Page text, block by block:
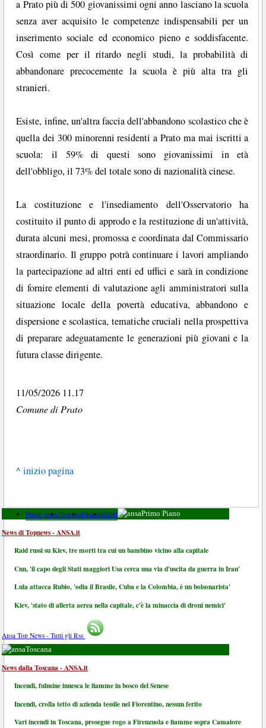
a Prato più di 500 giovanissimi ogni anno lasciano la scuola
senza aver acquisito le competenze indispensabili per un
inserimento sociale ed economico pieno e soddisfacente.
Così come per il ritardo negli studi, la probabilità di
abbandonare precocemente la scuola è più alta tra gli
stranieri.
Esiste, infine, un'altra faccia dell'abbandono scolastico che è
quella dei 300 minorenni residenti a Prato ma mai iscritti a
scuola: il 59% di questi sono giovanissimi in età
dell'obbligo, il 73% del totale sono di nazionalità cinese.
La costituzione e l'insediamento dell'Osservatorio ha
costituito il punto di approdo e la restituzione di un'attività,
durata alcuni mesi, promossa e coordinata dal Commissario
straordinario. Il gruppo potrà continuare i lavori ampliando
la partecipazione ad altri enti ed uffici e sarà in condizione
di fornire elementi di valutazione agli amministratori sulla
situazione locale della povertà educativa, abbandono e
dispersione e scolastica, tematiche cruciali nella prospettiva
di preparare adeguatamente le generazioni più giovani e la
futura classe dirigente.
11/05/2026 11.17
Comune di Prato
^ inizio pagina
Primo pianoToscanaFinanzaSport Primo Piano
News di Topnews - ANSA.it
Raid russi su Kiev, tre morti tra cui un bambino vicino alla capitale
Cnn, 'il capo degli Stati maggiori Usa cerca una via d'uscita da guerra in Iran'
Lula attacca Rubio, 'odia il Brasile, Cuba e la Colombia, è un bolsonarista'
Kiev, 'stato di allerta aerea nella capitale, c'è la minaccia di droni nemici'
Ansa Top News - Tutti gli Rss
Toscana
News dalla Toscana - ANSA.it
Incendi, fulmine innesca le fiamme in bosco del Senese
Incendi, crolla tetto di azienda tessile nel Fiorentino, nessun ferito
Vari incendi in Toscana, prosegue rogo a Firenzuola e fiamme sopra Camaiore